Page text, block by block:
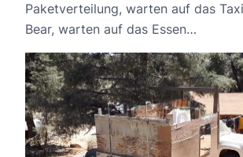
Paketverteilung, warten auf das
Bear, warten auf das Essen…